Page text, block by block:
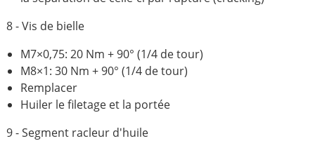
8 - Vis de bielle
M7×0,75: 20 Nm + 90° (1/4 de tour)
M8×1: 30 Nm + 90° (1/4 de tour)
Remplacer
Huiler le filetage et la portée
9 - Segment racleur d'huile